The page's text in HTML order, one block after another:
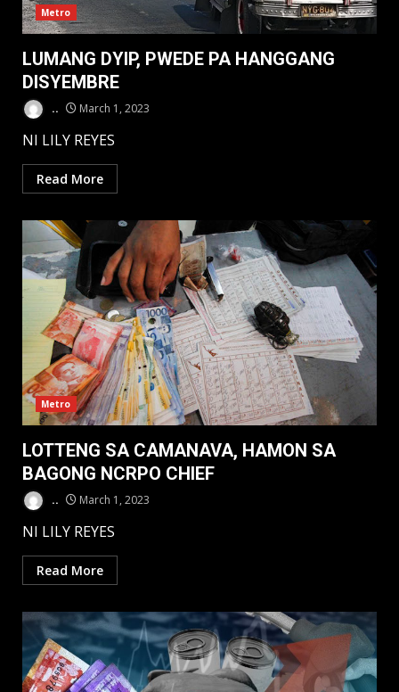
Metro
LUMANG DYIP, PWEDE PA HANGGANG
DISYEMBRE
.. March 1, 2023
NI LILY REYES
Read More
Metro
LOTTENG SA CAMANAVA, HAMON SA
BAGONG NCRPO CHIEF
.. March 1, 2023
NI LILY REYES
Read More